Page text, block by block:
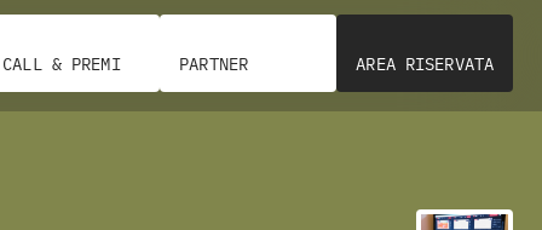
CALL & PREMI PARTNER AREA RISERVATA